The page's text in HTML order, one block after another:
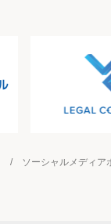
ソーシャルメディア